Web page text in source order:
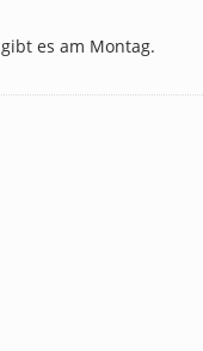
es am Montag.